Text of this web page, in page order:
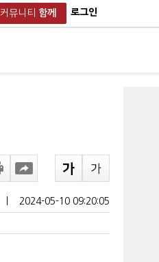
커뮤니티 함께 로그인
2024-05-10 09:20:05